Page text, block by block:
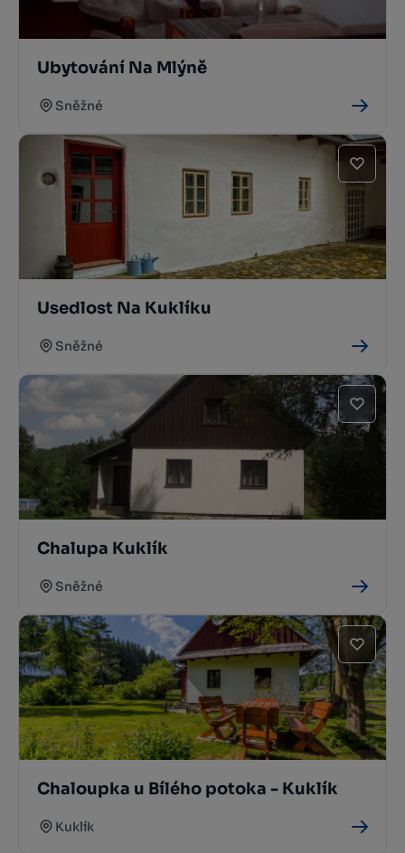
Ubytování Na Mlýně
Sněžné
Usedlost Na Kuklíku
Sněžné
Chalupa Kuklík
Sněžné
Chaloupka u Bílého potoka - Kuklík
Kuklík